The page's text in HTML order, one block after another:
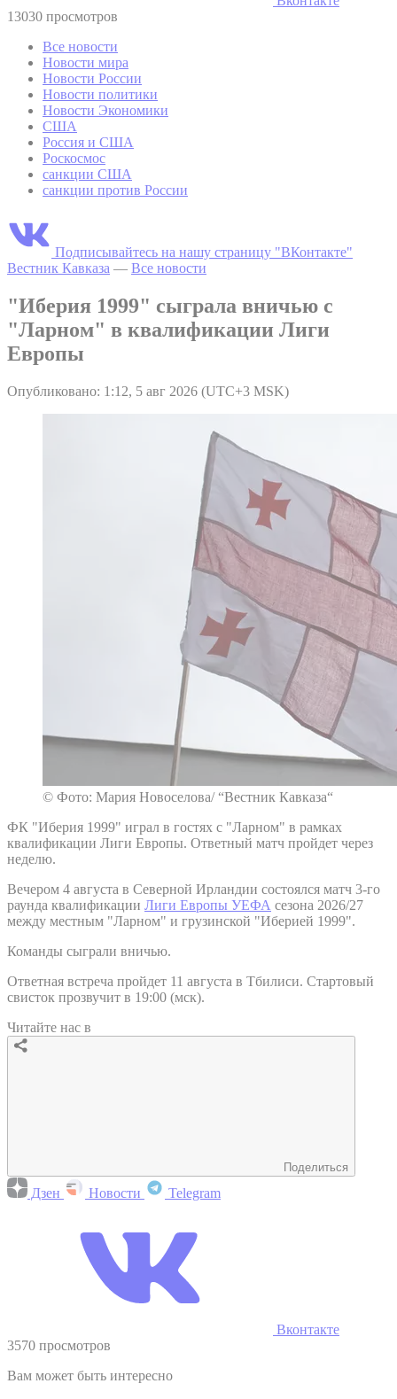
13030 просмотров
Все новости
Новости мира
Новости России
Новости политики
Новости Экономики
США
Россия и США
Роскосмос
санкции США
санкции против России
Подписывайтесь на нашу страницу "ВКонтакте"
Вестник Кавказа — Все новости
"Иберия 1999" сыграла вничью с
"Ларном" в квалификации Лиги
Европы
Опубликовано: 1:12, 5 авг 2026 (UTC+3 MSK)
© Фото: Мария Новоселова/ “Вестник Кавказа“
ФК "Иберия 1999" играл в гостях с "Ларном" в рамках
квалификации Лиги Европы. Ответный матч пройдет через
неделю.
Вечером 4 августа в Северной Ирландии состоялся матч 3-го
раунда квалификации Лиги Европы УЕФА сезона 2026/27
между местным "Ларном" и грузинской "Иберией 1999".
Команды сыграли вничью.
Ответная встреча пройдет 11 августа в Тбилиси. Стартовый
свисток прозвучит в 19:00 (мск).
Читайте нас в
Поделиться
Дзен Новости Telegram
Вконтакте
3570 просмотров
Вам может быть интересно